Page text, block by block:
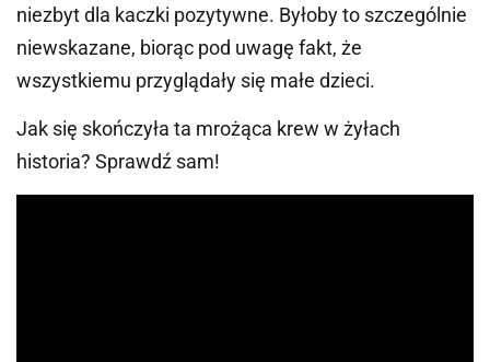
niezbyt dla kaczki pozytywne. Byłoby to szczególnie
niewskazane, biorąc pod uwagę fakt, że
wszystkiemu przyglądały się małe dzieci.
Jak się skończyła ta mrożąca krew w żyłach
historia? Sprawdź sam!